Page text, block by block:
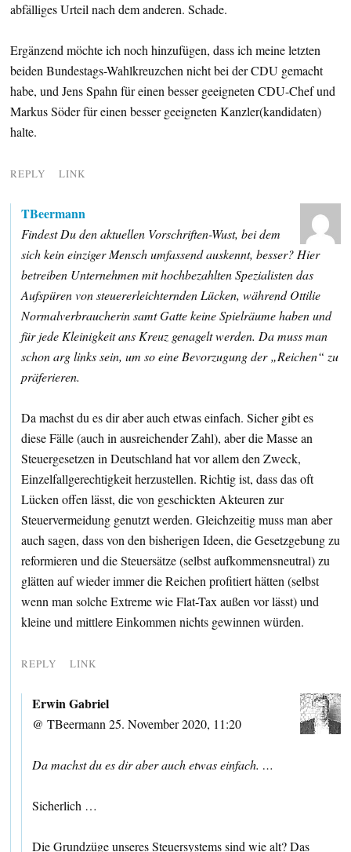
abfälliges Urteil nach dem anderen. Schade.
Ergänzend möchte ich noch hinzufügen, dass ich meine letzten
beiden Bundestags-Wahlkreuzchen nicht bei der CDU gemacht
habe, und Jens Spahn für einen besser geeigneten CDU-Chef und
Markus Söder für einen besser geeigneten Kanzler(kandidaten)
halte.
REPLY LINK
TBeermann
Findest Du den aktuellen Vorschriften-Wust, bei dem
sich kein einziger Mensch umfassend auskennt, besser? Hier
betreiben Unternehmen mit hochbezahlten Spezialisten das
Aufspüren von steuererleichternden Lücken, während Ottilie
Normalverbraucherin samt Gatte keine Spielräume haben und
für jede Kleinigkeit ans Kreuz genagelt werden. Da muss man
schon arg links sein, um so eine Bevorzugung der „Reichen“ zu
präferieren.
Da machst du es dir aber auch etwas einfach. Sicher gibt es
diese Fälle (auch in ausreichender Zahl), aber die Masse an
Steuergesetzen in Deutschland hat vor allem den Zweck,
Einzelfallgerechtigkeit herzustellen. Richtig ist, dass das oft
Lücken offen lässt, die von geschickten Akteuren zur
Steuervermeidung genutzt werden. Gleichzeitig muss man aber
auch sagen, dass von den bisherigen Ideen, die Gesetzgebung zu
reformieren und die Steuersätze (selbst aufkommensneutral) zu
glätten auf wieder immer die Reichen profitiert hätten (selbst
wenn man solche Extreme wie Flat-Tax außen vor lässt) und
kleine und mittlere Einkommen nichts gewinnen würden.
REPLY LINK
Erwin Gabriel
@ TBeermann 25. November 2020, 11:20
Da machst du es dir aber auch etwas einfach. …
Sicherlich …
Die Grundzüge unseres Steuersystems sind wie alt? Das